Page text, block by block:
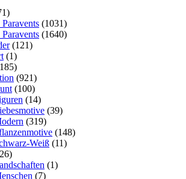
(1031)
(1640)
(121)
(1)
(921)
(100)
(14)
(39)
(319)
(148)
Weiß (11)
(1)
(7)